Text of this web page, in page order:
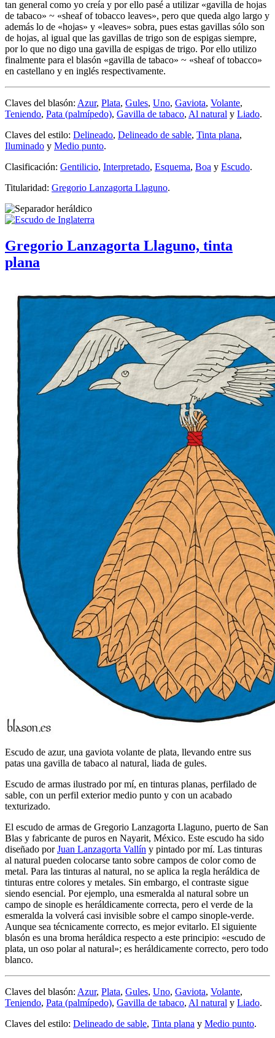
tan general como yo creía y por ello pasé a utilizar «gavilla de hojas
de tabaco» ~ «sheaf of tobacco leaves», pero que queda algo largo y
además lo de «hojas» y «leaves» sobra, pues estas gavillas sólo son
de hojas, al igual que las gavillas de trigo son de espigas siempre,
por lo que no digo una gavilla de espigas de trigo. Por ello utilizo
finalmente para el blasón «gavilla de tabaco» ~ «sheaf of tobacco»
en castellano y en inglés respectivamente.
Claves del blasón: Azur, Plata, Gules, Uno, Gaviota, Volante,
Teniendo, Pata (palmípedo), Gavilla de tabaco, Al natural y Liado.
Claves del estilo: Delineado, Delineado de sable, Tinta plana,
Iluminado y Medio punto.
Clasificación: Gentilicio, Interpretado, Esquema, Boa y Escudo.
Titularidad: Gregorio Lanzagorta Llaguno.
Gregorio Lanzagorta Llaguno, tinta
plana
Escudo de azur, una gaviota volante de plata, llevando entre sus
patas una gavilla de tabaco al natural, liada de gules.
Escudo de armas ilustrado por mí, en tinturas planas, perfilado de
sable, con un perfil exterior medio punto y con un acabado
texturizado.
El escudo de armas de Gregorio Lanzagorta Llaguno, puerto de San
Blas y fabricante de puros en Nayarit, México. Este escudo ha sido
diseñado porJuan Lanzagorta Vallín y pintado por mí. Las tinturas
al natural pueden colocarse tanto sobre campos de color como de
metal. Para las tinturas al natural, no se aplica la regla heráldica de
tinturas entre colores y metales. Sin embargo, el contraste sigue
siendo esencial. Por ejemplo, una esmeralda al natural sobre un
campo de sinople es heráldicamente correcta, pero el verde de la
esmeralda la volverá casi invisible sobre el campo sinople-verde.
Aunque sea técnicamente correcto, es mejor evitarlo. El siguiente
blasón es una broma heráldica respecto a este principio: «escudo de
plata, un oso polar al natural»; es heráldicamente correcto, pero todo
blanco.
Claves del blasón: Azur, Plata, Gules, Uno, Gaviota, Volante,
Teniendo, Pata (palmípedo), Gavilla de tabaco, Al natural y Liado.
Claves del estilo: Delineado de sable, Tinta plana y Medio punto.